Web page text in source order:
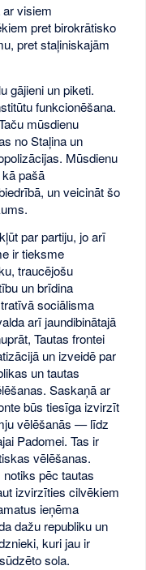
visiem
pret birokrātisko
pret staļiniskajām
gājieni un piketi.
funkcionēšana.
mūsdienu
no Staļina un
Mūsdienu
pašā
un veicināt šo
par partiju, jo arī
ir tieksme
traucējošu
un brīdina
sociālisma
arī jaundibinātajā
Tautas frontei
un izveidē par
un tautas
Saskaņā ar
būs tiesīga izvirzīt
vēlēšanās — līdz
Padomei. Tas ir
vēlēšanas.
pēc tautas
izvirzīties cilvēkiem
ieņēma
dažu republiku un
kuri jau ir
sola.